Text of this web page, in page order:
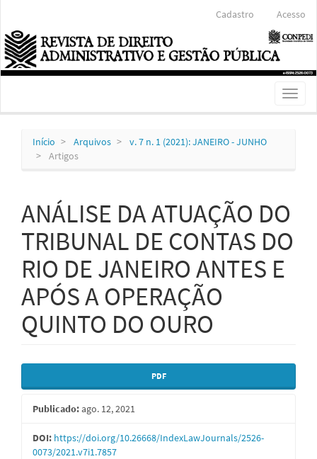
Conteúdo
principal
Barra
Lateral
Cadastro Acesso
Toggle
Início Arquivos
v. 7 n. 1 (2021): JANEIRO - JUNHO
Artigos
ANÁLISE DA ATUAÇÃO DO
TRIBUNAL DE CONTAS DO
RIO DE JANEIRO ANTES E
APÓS A OPERAÇÃO
QUINTO DO OURO
Barra
lateral
de
artigos
PDF
Publicado:ago. 12, 2021
DOI: https://doi.org/10.26668/IndexLawJournals/2526-
0073/2021.v7i1.7857